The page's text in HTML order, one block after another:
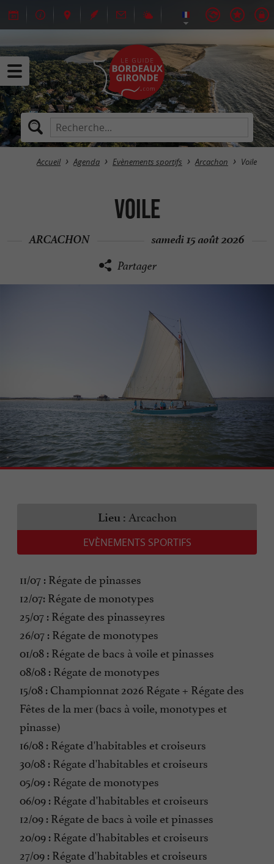
Accueil Agenda Evènements sportifs Arcachon Voile
Voile
ARCACHON samedi 15 août 2026
Partager
Lieu : Arcachon
EVÈNEMENTS SPORTIFS
11/07 : Régate de pinasses
12/07: Régate de monotypes
25/07 : Régate des pinasseyres
26/07 : Régate de monotypes
01/08 : Régate de bacs à voile et pinasses
08/08 : Régate de monotypes
15/08 : Championnat 2026 Régate + Régate des
Fêtes de la mer (bacs à voile, monotypes et
pinasse)
16/08 : Régate d'habitables et croiseurs
30/08 : Régate d'habitables et croiseurs
05/09 : Régate de monotypes
06/09 : Régate d'habitables et croiseurs
12/09 : Régate de bacs à voile et pinasses
20/09 : Régate d'habitables et croiseurs
27/09 : Régate d'habitables et croiseurs